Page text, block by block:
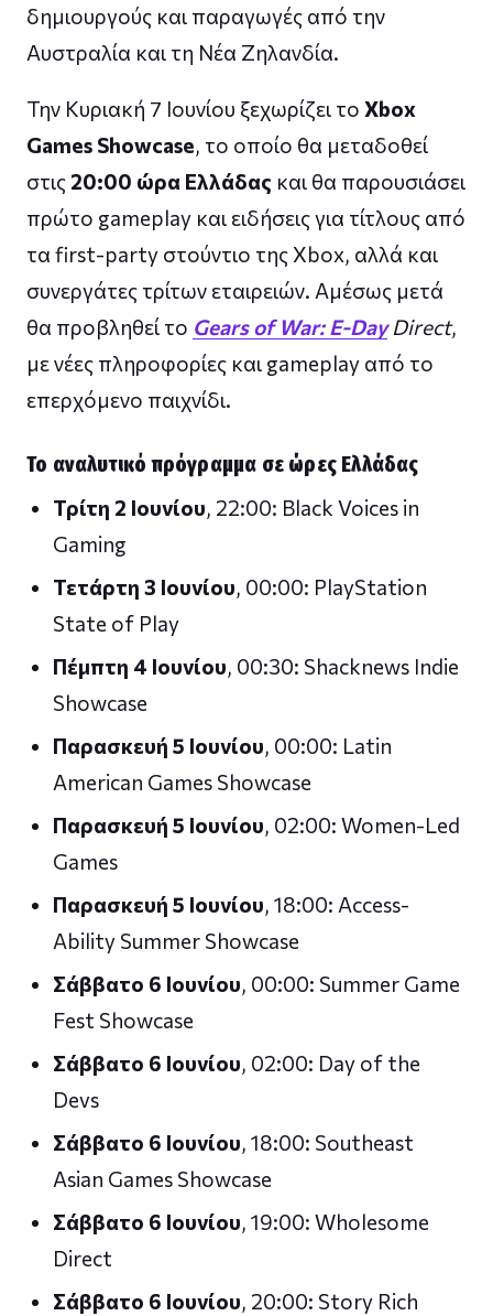
δημιουργούς και παραγωγές από την
Αυστραλία και τη Νέα Ζηλανδία.
Την Κυριακή 7 Ιουνίου ξεχωρίζει το Xbox
Games Showcase, το οποίο θα μεταδοθεί
στις 20:00 ώρα Ελλάδας και θα παρουσιάσει
πρώτο gameplay και ειδήσεις για τίτλους από
τα first-party στούντιο της Xbox, αλλά και
συνεργάτες τρίτων εταιρειών. Αμέσως μετά
θα προβληθεί το Gears of War: E-DayDirect,
με νέες πληροφορίες και gameplay από το
επερχόμενο παιχνίδι.
Το αναλυτικό πρόγραμμα σε ώρες Ελλάδας
Τρίτη 2 Ιουνίου, 22:00: Black Voices in
Gaming
Τετάρτη 3 Ιουνίου, 00:00: PlayStation
State of Play
Πέμπτη 4 Ιουνίου, 00:30: Shacknews Indie
Showcase
Παρασκευή 5 Ιουνίου, 00:00: Latin
American Games Showcase
Παρασκευή 5 Ιουνίου, 02:00: Women-Led
Games
Παρασκευή 5 Ιουνίου, 18:00: Access-
Ability Summer Showcase
Σάββατο 6 Ιουνίου, 00:00: Summer Game
Fest Showcase
Σάββατο 6 Ιουνίου, 02:00: Day of the
Devs
Σάββατο 6 Ιουνίου, 18:00: Southeast
Asian Games Showcase
Σάββατο 6 Ιουνίου, 19:00: Wholesome
Direct
Σάββατο 6 Ιουνίου, 20:00: Story Rich